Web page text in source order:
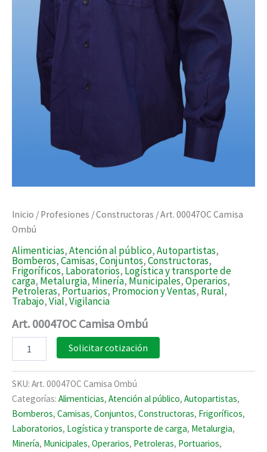
Inicio / Profesiones /Constructoras / Art. 00047OC Camisa
Ombú
Alimenticias,Atención al público,Autopartistas,
Bomberos,Camisas,Conjuntos,Constructoras,
Frigoríficos, Laboratorios, Logística y transporte de
carga, Metalurgia, Minería, Municipales,Operarios,
Petroleras, Portuarios, Promocion y Ventas, Rural,
Trabajo,Vial,Vigilancia
Art. 00047OC Camisa Ombú
00047OC
Ombú
cantidad
Solicitar cotización
SKU: Art. 00047OC Camisa Ombú
Categorías: Alimenticias, Atención al público, Autopartistas,
Bomberos, Camisas, Conjuntos, Constructoras, Frigoríficos,
Laboratorios, Logística y transporte de carga, Metalurgia,
Minería, Municipales, Operarios, Petroleras, Portuarios,